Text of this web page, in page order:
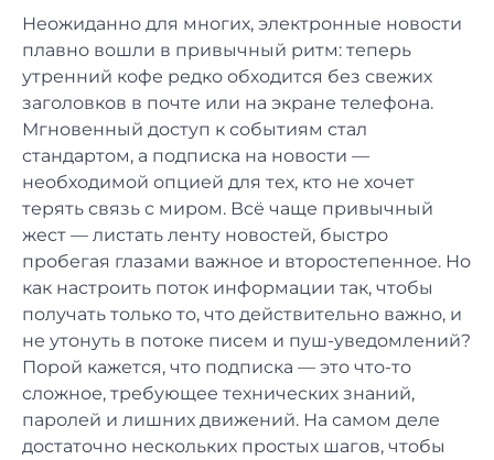
Неожиданно для многих, электронные новости
плавно вошли в привычный ритм: теперь
утренний кофе редко обходится без свежих
заголовков в почте или на экране телефона.
Мгновенный доступ к событиям стал
стандартом, а подписка на новости —
необходимой опцией для тех, кто не хочет
терять связь с миром. Всё чаще привычный
жест — листать ленту новостей, быстро
пробегая глазами важное и второстепенное. Но
как настроить поток информации так, чтобы
получать только то, что действительно важно, и
не утонуть в потоке писем и пуш-уведомлений?
Порой кажется, что подписка — это что-то
сложное, требующее технических знаний,
паролей и лишних движений. На самом деле
достаточно нескольких простых шагов, чтобы